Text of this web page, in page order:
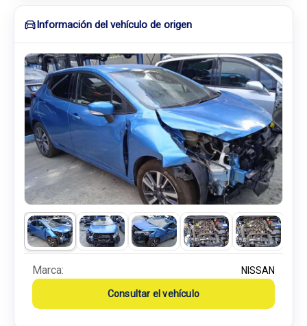
Información del vehículo de origen
Marca: NISSAN
Consultar el vehículo